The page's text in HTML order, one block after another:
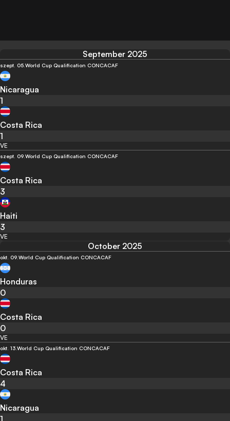
September 2025
szept. 05.World Cup Qualification CONCACAF
Nicaragua
1
Costa Rica
1
VE
szept. 09.World Cup Qualification CONCACAF
Costa Rica
3
Haiti
3
VE
October 2025
okt. 09.World Cup Qualification CONCACAF
Honduras
0
Costa Rica
0
VE
okt. 13.World Cup Qualification CONCACAF
Costa Rica
4
Nicaragua